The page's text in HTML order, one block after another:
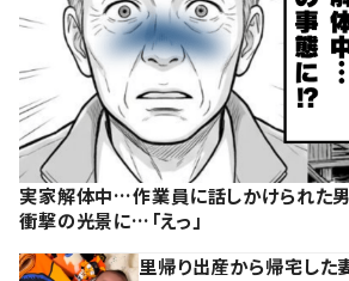
実家解体中…作業員に話しかけられた男
衝撃の光景に…「えっ」
里帰り出産から帰宅した